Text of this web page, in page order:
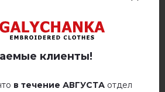
(ЧЕРНАЯ З БЕЖЕВ.)
товар.
отзыв о Милорада (черная з
клиенты!
в течение АВГУСТАотдел